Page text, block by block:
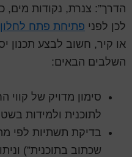
הדרך”: צנרת, נקודות מים,
לכן לפני פתיחת פתח לחלון
או קיר, חשוב לבצע תכנון
השלבים הבאים:
סימון מדויק של
לתוכנית ולמידות
בדיקת תשתיות לפי
שכתוב בתוכנית”)